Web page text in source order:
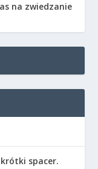
na zwiedzanie
spacer.